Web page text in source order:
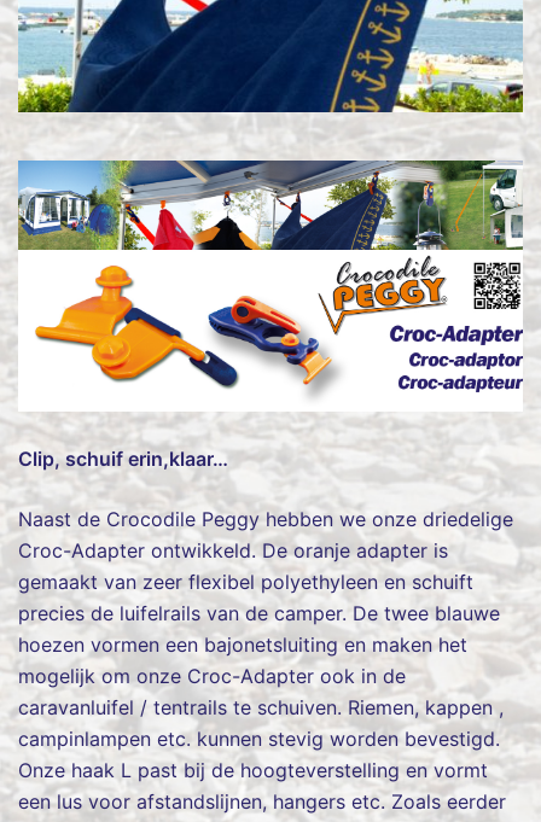
Clip, schuif erin,klaar…
Naast de Crocodile Peggy hebben we onze driedelige
Croc-Adapter ontwikkeld. De oranje adapter is
gemaakt van zeer flexibel polyethyleen en schuift
precies de luifelrails van de camper. De twee blauwe
hoezen vormen een bajonetsluiting en maken het
mogelijk om onze Croc-Adapter ook in de
caravanluifel / tentrails te schuiven. Riemen, kappen ,
campinlampen etc. kunnen stevig worden bevestigd.
Onze haak L past bij de hoogteverstelling en vormt
een lus voor afstandslijnen, hangers etc. Zoals eerder